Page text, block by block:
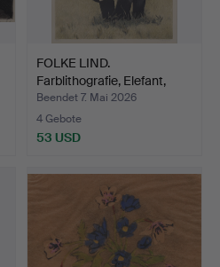
FOLKE LIND.
Farblithografie, Elefant,
numm…
Beendet 7. Mai 2026
4 Gebote
53 USD